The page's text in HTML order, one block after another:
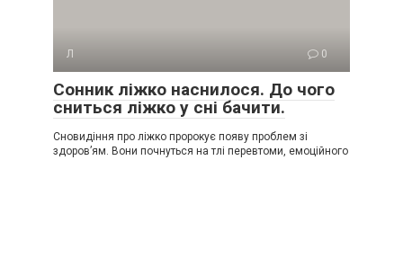
Л 0
Сонник ліжко наснилося. До чого
сниться ліжко у сні бачити.
Сновидіння про ліжко пророкує появу проблем зі
здоров’ям. Вони почнуться на тлі перевтоми, емоційного